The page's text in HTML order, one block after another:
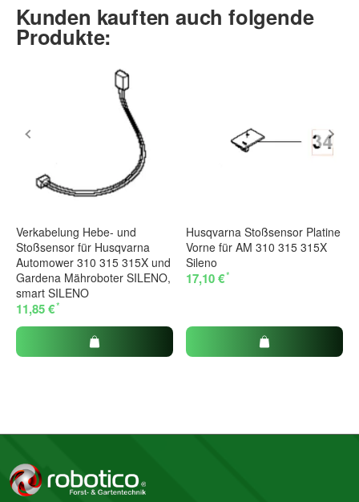
Kunden kauften auch folgende
Produkte:
Verkabelung Hebe- und
Stoßsensor für Husqvarna
Automower 310 315 315X und
Gardena Mähroboter SILENO,
smart SILENO
11,85 €*
Husqvarna Stoßsensor Platine
Vorne für AM 310 315 315X
Sileno
17,10 €*